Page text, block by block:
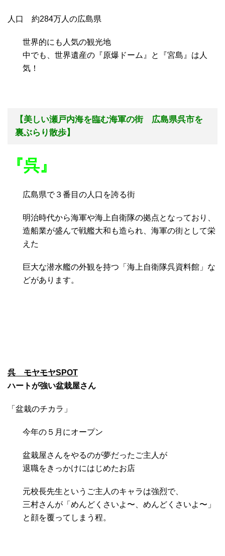
人口 約284万人の広島県
世界的にも人気の観光地
中でも、世界遺産の『原爆ドーム』と『宮島』は人
気！
【美しい瀬戸内海を臨む海軍の街 広島県呉市を
裏ぶらり散歩】
『呉』
広島県で３番目の人口を誇る街
明治時代から海軍や海上自衛隊の拠点となっており、
造船業が盛んで戦艦大和も造られ、海軍の街として栄
えた
巨大な潜水艦の外観を持つ「海上自衛隊呉資料館」な
どがあります。
呉 モヤモヤSPOT
ハートが強い盆栽屋さん
「盆栽のチカラ」
今年の５月にオープン
盆栽屋さんをやるのが夢だったご主人が
退職をきっかけにはじめたお店
元校長先生というご主人のキャラは強烈で、
三村さんが「めんどくさいよ〜、めんどくさいよ〜」
と顔を覆ってしまう程。